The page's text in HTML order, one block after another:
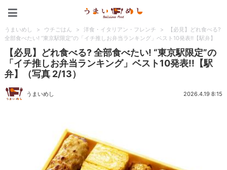
うまいめし > ウチごはん > 洋食・イタリアン・フレンチ >
【必見】どれ食べる?
全部食べたい! “東京駅限定”の「イチ推しお弁当ランキング」ベスト10発表!!【駅弁】
【必見】どれ食べる? 全部食べたい! “東京駅限定”の
「イチ推しお弁当ランキング」ベスト10発表!!【駅
弁】（写真 2/13）
うまいめし 2026.4.19 8:15